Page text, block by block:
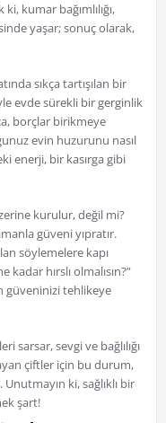
kumar bağımlılığı,
yaşar; sonuç olarak,
sıkça tartışılan bir
evde sürekli bir gerginlik
borçlar birikmeye
evin huzurunu nasıl
enerji, bir kasırga gibi
kurulur, değil mi?
güveni yıpratır.
söylemelere kapı
hırslı olmalısın?”
güveninizi tehlikeye
sarsar, sevgi ve bağlılığı
çiftler için bu durum,
ki, sağlıklı bir
şart!